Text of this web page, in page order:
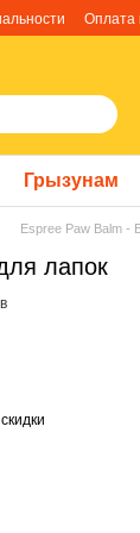
Оплата
Грызунам
Espree Paw Balm -
лапок